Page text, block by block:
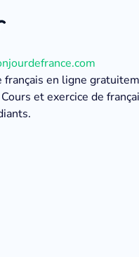
français en ligne
et exercice de